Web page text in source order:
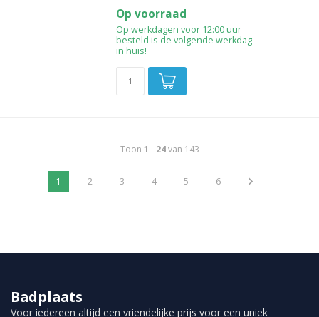
Op voorraad
Op werkdagen voor 12:00 uur
besteld is de volgende werkdag
in huis!
Toon 1 - 24van 143
1 2 3 4 5 6
Badplaats
Voor iedereen altijd een vriendelijke prijs voor een uniek